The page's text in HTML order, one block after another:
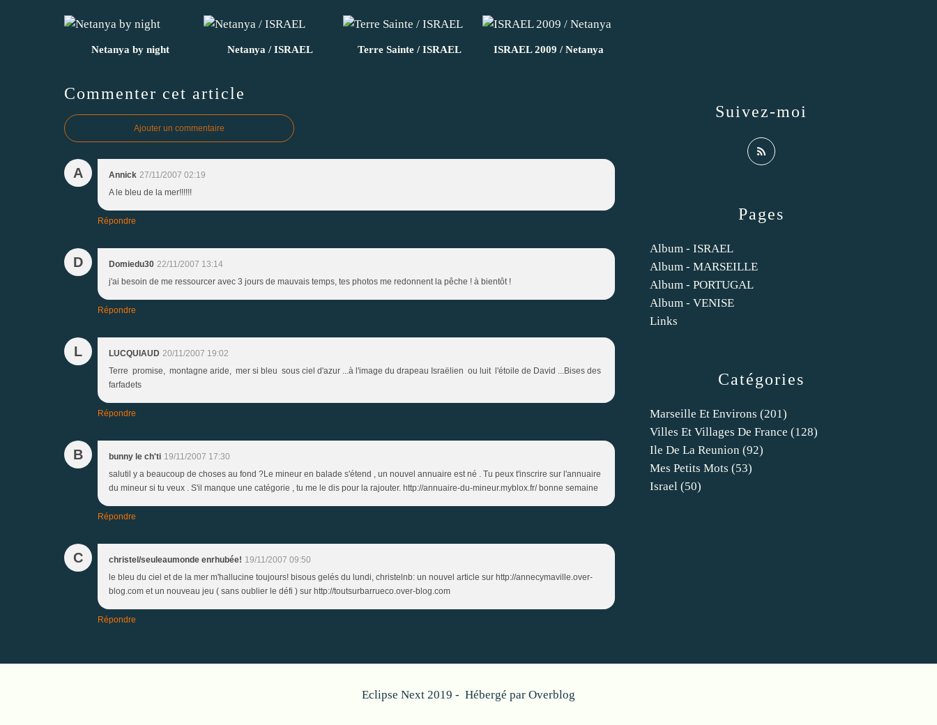
Netanya by night Netanya / ISRAEL Terre Sainte / ISRAEL ISRAEL 2009 / Netanya
Commenter cet article
Ajouter un commentaire
A Annick 27/11/2007 02:19
A le bleu de la mer!!!!!!
Répondre
D Domiedu30 22/11/2007 13:14
j'ai besoin de me ressourcer avec 3 jours de mauvais temps, tes photos me redonnent la pêche ! à bientôt !
Répondre
L LUCQUIAUD 20/11/2007 19:02
Terre promise, montagne aride, mer si bleu sous ciel d'azur ...à l'image du drapeau Israëlien ou luit l'étoile de David ...Bises des
farfadets
Répondre
B bunny le ch'ti 19/11/2007 17:30
salutil y a beaucoup de choses au fond ?Le mineur en balade s'étend , un nouvel annuaire est né . Tu peux t'inscrire sur l'annuaire
du mineur si tu veux . S'il manque une catégorie , tu me le dis pour la rajouter. http://annuaire-du-mineur.myblox.fr/ bonne semaine
Répondre
C christel/seuleaumonde enrhubée! 19/11/2007 09:50
le bleu du ciel et de la mer m'hallucine toujours! bisous gelés du lundi, christelnb: un nouvel article sur http://annecymaville.over-
blog.com et un nouveau jeu ( sans oublier le défi ) sur http://toutsurbarrueco.over-blog.com
Répondre
Catégories
Marseille Et Environs (201)
Villes Et Villages De France (128)
Ile De La Reunion (92)
Mes Petits Mots (53)
Israel (50)
Pages
Album - ISRAEL
Album - MARSEILLE
Album - PORTUGAL
Album - VENISE
Links
Suivez-moi
Eclipse Next 2019 - Hébergé par Overblog